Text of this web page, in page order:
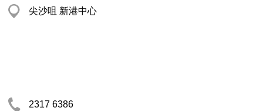
尖沙咀 新港中心
2317 6386